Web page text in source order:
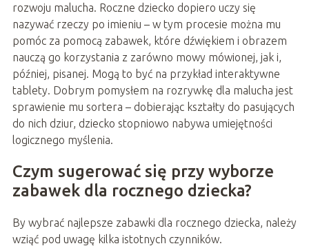
rozwoju malucha. Roczne dziecko dopiero uczy się
nazywać rzeczy po imieniu – w tym procesie można mu
pomóc za pomocą zabawek, które dźwiękiem i obrazem
nauczą go korzystania z zarówno mowy mówionej, jak i,
później, pisanej. Mogą to być na przykład interaktywne
tablety. Dobrym pomysłem na rozrywkę dla malucha jest
sprawienie mu sortera – dobierając kształty do pasujących
do nich dziur, dziecko stopniowo nabywa umiejętności
logicznego myślenia.
Czym sugerować się przy wyborze
zabawek dla rocznego dziecka?
By wybrać najlepsze zabawki dla rocznego dziecka, należy
wziąć pod uwagę kilka istotnych czynników.